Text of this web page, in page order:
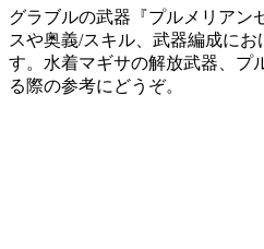
グラブルの武器『プルメリアン
スや奥義/スキル、武器編成にお
す。水着マギサの解放武器、プ
る際の参考にどうぞ。